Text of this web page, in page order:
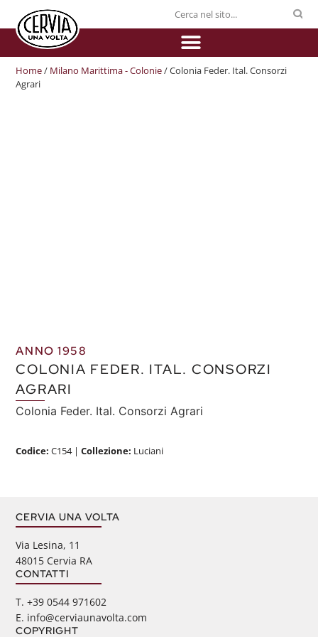
Home/ Milano Marittima - Colonie/ Colonia Feder. Ital. Consorzi
Agrari
ANNO 1958
COLONIA FEDER. ITAL. CONSORZI
AGRARI
Colonia Feder. Ital. Consorzi Agrari
Codice:C154|Collezione: Luciani
CERVIA UNA VOLTA
Via Lesina, 11
48015 Cervia RA
CONTATTI
‭T. +39 0544 971602
E. info@cerviaunavolta.com
COPYRIGHT